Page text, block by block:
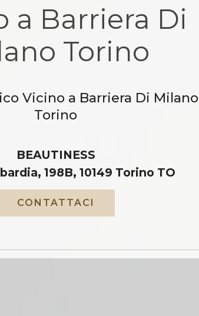
a Barriera Di
Torino
Vicino a Barriera Di Milano
Torino
BEAUTINESS
198B, 10149 Torino TO
CONTATTACI